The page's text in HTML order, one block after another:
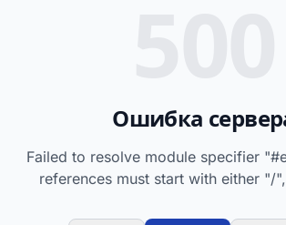
Ошибка
Failed to resolve module specifier
references must start with either "/